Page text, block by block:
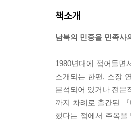
책소개
남북의 민중을 민족사
1980년대에 접어들면
소개되는 한편, 소장
분석되어 있거나 전문
까지 차례로 출간된
했다는 점에서 주목